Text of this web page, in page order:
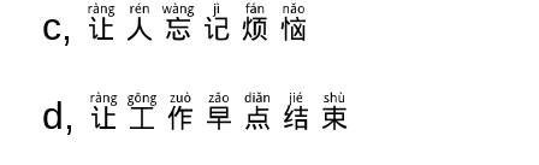
c, 让人忘记烦恼
d, 让工作早点结束